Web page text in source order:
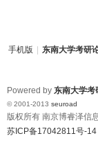
手机版 东南大学考研
Powered by 东南大学考
© 2001-2013 seuroad
版权所有 南京博睿泽信
苏ICP备17042811号-14